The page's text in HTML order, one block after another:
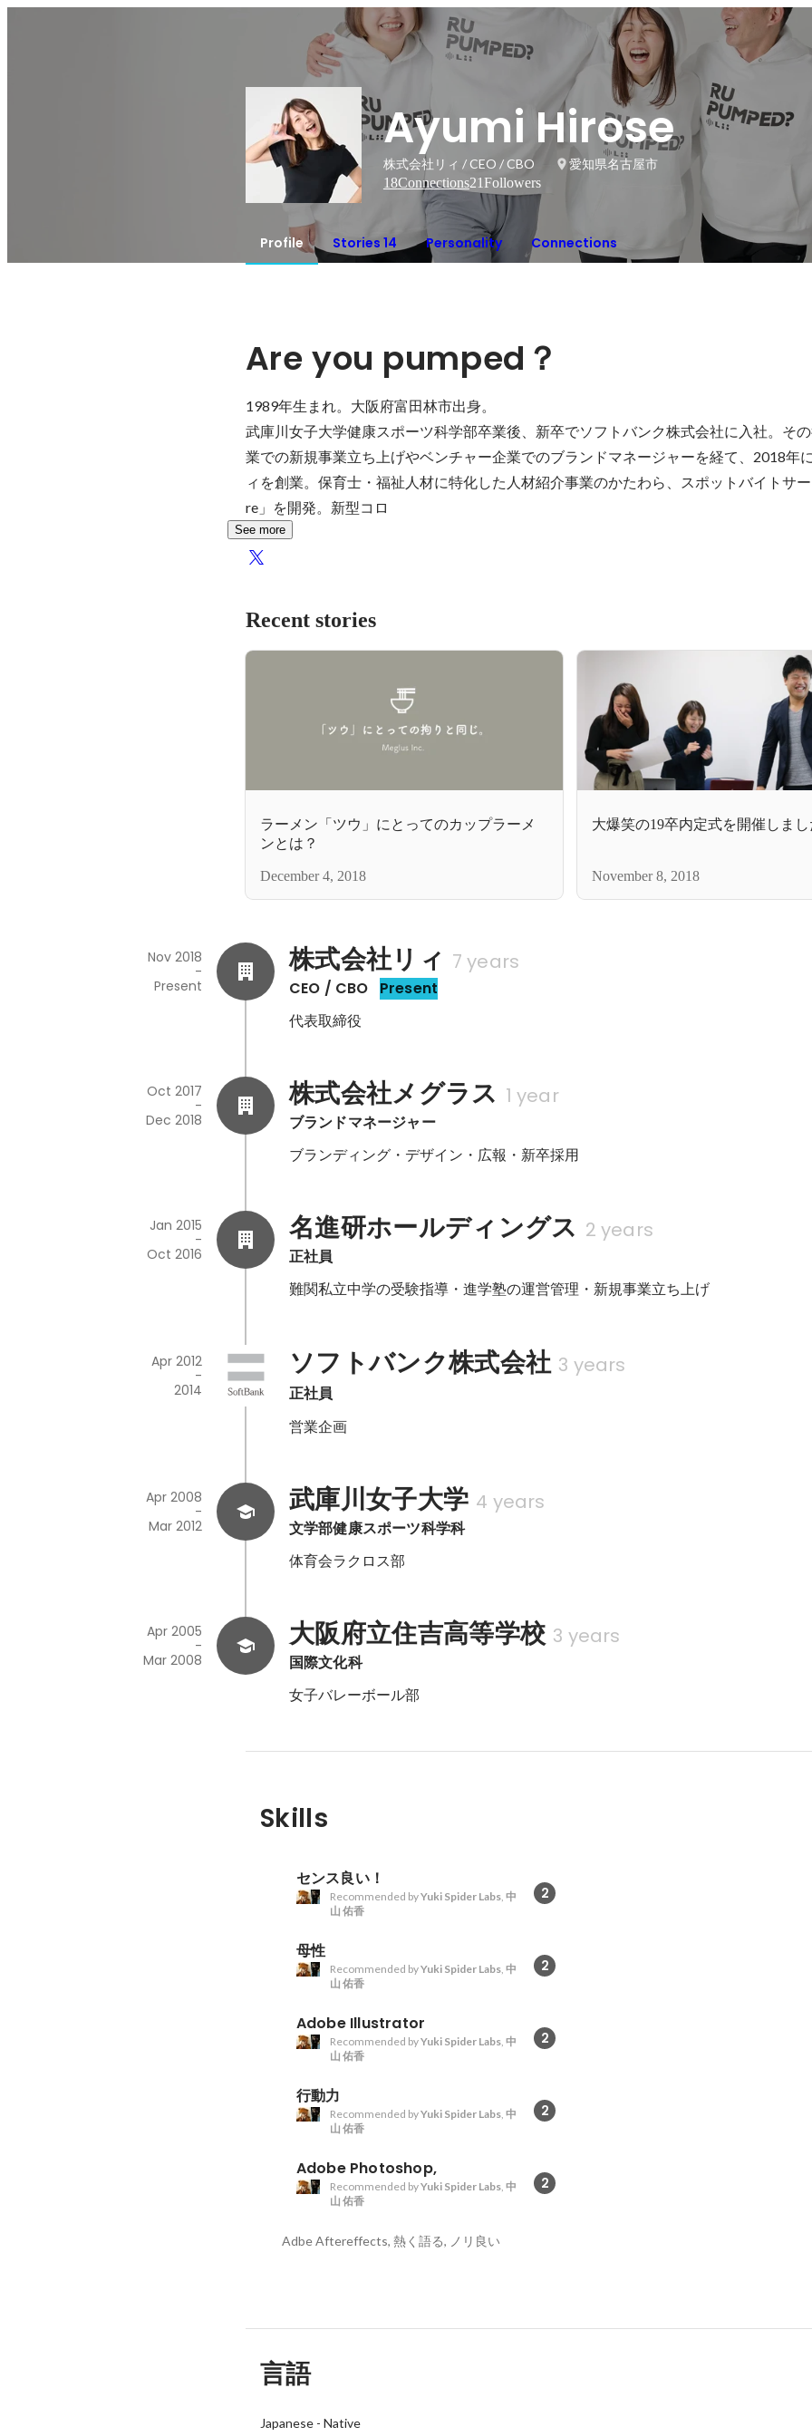
Ayumi Hirose
株式会社リィ / CEO / CBO
愛知県名古屋市
18Connections21Followers
Profile Stories 14 Personality Connections
Are you pumped？
1989年生まれ。大阪府富田林市出身。
武庫川女子大学健康スポーツ科学部卒業後、新卒でソフトバンク株式会社に入社。そ
業での新規事業立ち上げやベンチャー企業でのブランドマネージャーを経て、2018年
ィを創業。保育士・福祉人材に特化した人材紹介事業のかたわら、スポットバイトサ
re」を開発。新型コロ
See more
Recent stories
ラーメン「ツウ」にとってのカップラーメ
ンとは？
December 4, 2018
大爆笑の19卒内定式を開催しま
November 8, 2018
株式会社リィ 7 years
CEO / CBO Present
Nov 2018
-
Present
代表取締役
株式会社メグラス 1 year
ブランドマネージャー
Oct 2017
-
Dec 2018
ブランディング・デザイン・広報・新卒採用
名進研ホールディングス 2 years
正社員
Jan 2015
-
Oct 2016
難関私立中学の受験指導・進学塾の運営管理・新規事業立ち上げ
ソフトバンク株式会社 3 years
正社員
Apr 2012
-
2014
営業企画
武庫川女子大学 4 years
文学部健康スポーツ科学科
Apr 2008
-
Mar 2012
体育会ラクロス部
大阪府立住吉高等学校 3 years
国際文化科
Apr 2005
-
Mar 2008
女子バレーボール部
Skills
センス良い！
2
Recommended byYuki Spider Labs, 中
山 佑香
母性
2
Recommended byYuki Spider Labs, 中
山 佑香
Adobe Illustrator
2
Recommended byYuki Spider Labs, 中
山 佑香
行動力
2
Recommended byYuki Spider Labs, 中
山 佑香
Adobe Photoshop,
2
Recommended byYuki Spider Labs, 中
山 佑香
Adbe Aftereffects, 熱く語る, ノリ良い
言語
Japanese- Native